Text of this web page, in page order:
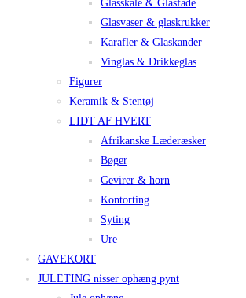
Glasskåle & Glasfade
Glasvaser & glaskrukker
Karafler & Glaskander
Vinglas & Drikkeglas
Figurer
Keramik & Stentøj
LIDT AF HVERT
Afrikanske Læderæsker
Bøger
Gevirer & horn
Kontorting
Syting
Ure
GAVEKORT
JULETING nisser ophæng pynt